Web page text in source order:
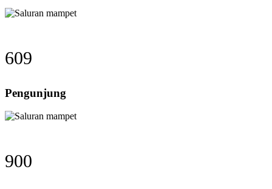
609
Pengunjung
900